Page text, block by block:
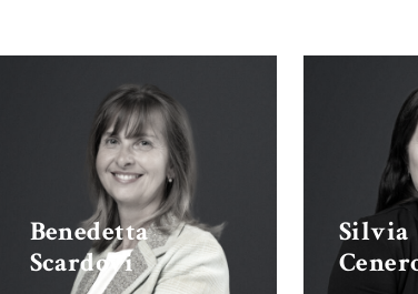
Benedetta
Scardovi
Silvia